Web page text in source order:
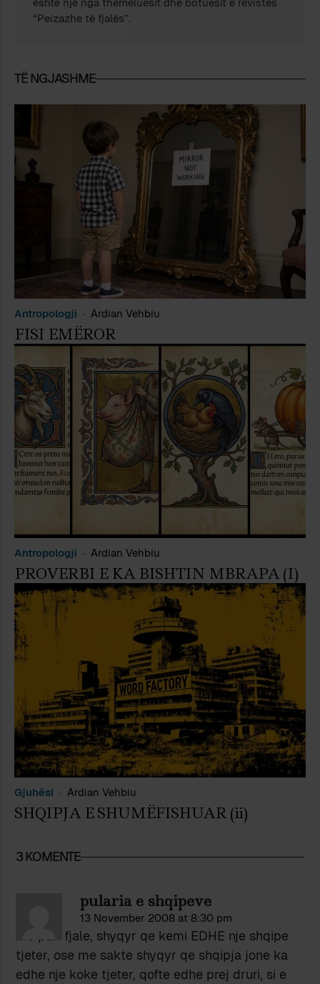
“Peizazhe të fjalës”.
TË NGJASHME
Antropologji Ardian Vehbiu
FISI EMËROR
Antropologji Ardian Vehbiu
PROVERBI E KA BISHTIN MBRAPA (I)
Gjuhësi Ardian Vehbiu
SHQIPJA E SHUMËFISHUAR (ii)
3 KOMENTE
pularia e shqipeve
13 November 2008 at 8:30 pm
me pak fjale, shyqyr qe kemi EDHE nje shqipe
tjeter, ose me sakte shyqyr qe shqipja jone ka
edhe nje koke tjeter, qofte edhe prej druri, si e